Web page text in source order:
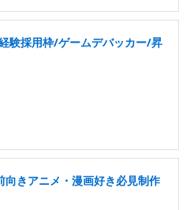
験採用枠/ゲームデバッカー/昇
きアニメ・漫画好き必見制作